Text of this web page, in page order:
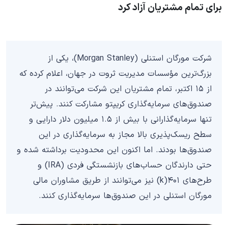
برای تمام مشتریان آزاد کرد
شرکت مورگان استنلی (Morgan Stanley)، یکی از
بزرگ‌ترین مؤسسات مدیریت ثروت در جهان، اعلام کرده که
از ۱۵ اکتبر، تمام مشتریان این شرکت می‌توانند در
صندوق‌های سرمایه‌گذاری کریپتو مشارکت کنند. پیش‌تر
تنها سرمایه‌گذارانی با بیش از ۱.۵ میلیون دلار دارایی و
سطح ریسک‌پذیری بالا مجاز به سرمایه‌گذاری در این
صندوق‌ها بودند. اما اکنون این محدودیت برداشته شده و
حتی دارندگان حساب‌های بازنشستگی فردی (IRA) و
طرح‌های ۴۰۱(k) نیز می‌توانند از طریق مشاوران مالی
مورگان استنلی در این صندوق‌ها سرمایه‌گذاری کنند.